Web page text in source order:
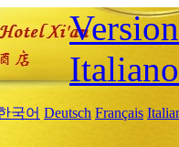
Italiano
국어 Deutsch Français